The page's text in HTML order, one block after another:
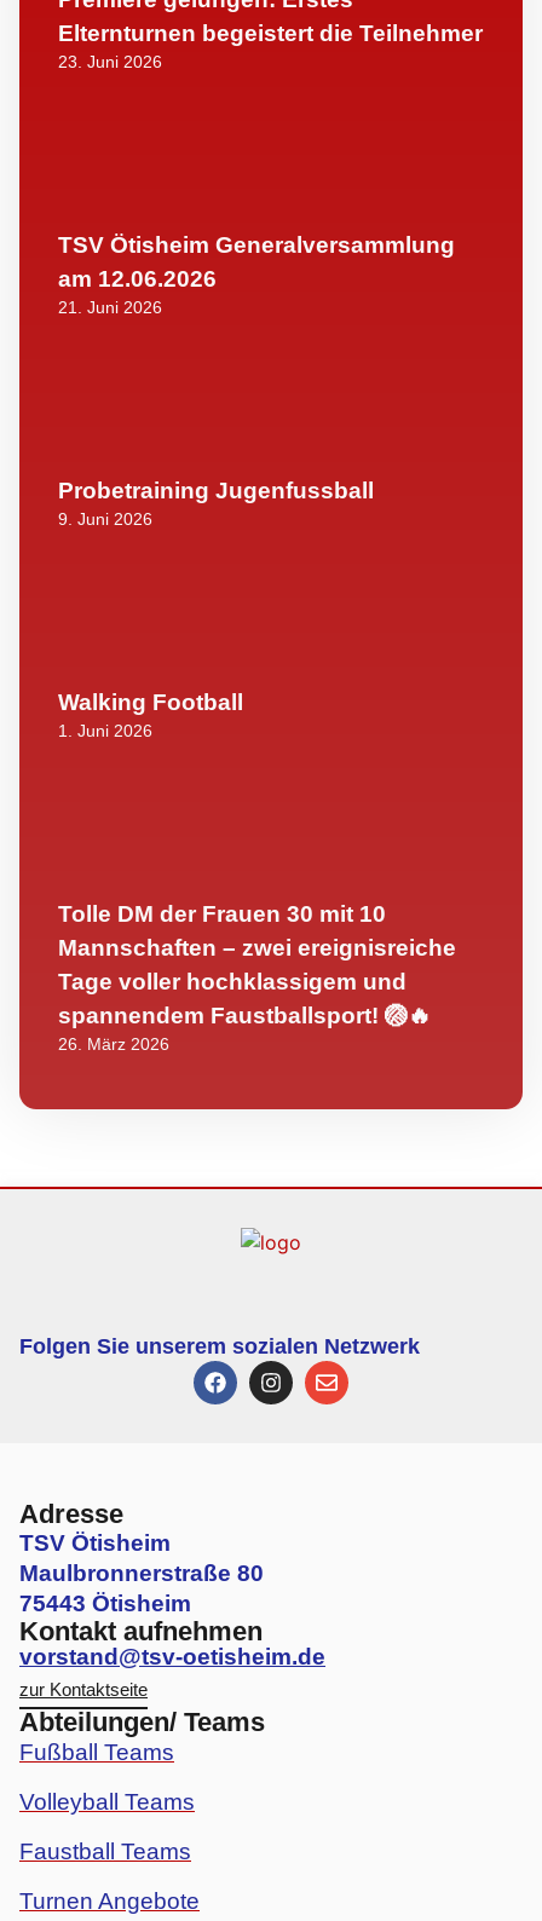
Elternturnen begeistert die Teilnehmer
23. Juni 2026
TSV Ötisheim Generalversammlung
am 12.06.2026
21. Juni 2026
Probetraining Jugenfussball
9. Juni 2026
Walking Football
1. Juni 2026
Tolle DM der Frauen 30 mit 10
Mannschaften – zwei ereignisreiche
Tage voller hochklassigem und
spannendem Faustballsport! 🏐🔥
26. März 2026
Folgen Sie unserem sozialen Netzwerk
Adresse
TSV Ötisheim
Maulbronnerstraße 80
75443 Ötisheim
Kontakt aufnehmen
vorstand@tsv-oetisheim.de
zur Kontaktseite
Abteilungen/ Teams
Fußball Teams
Volleyball Teams
Faustball Teams
Turnen Angebote